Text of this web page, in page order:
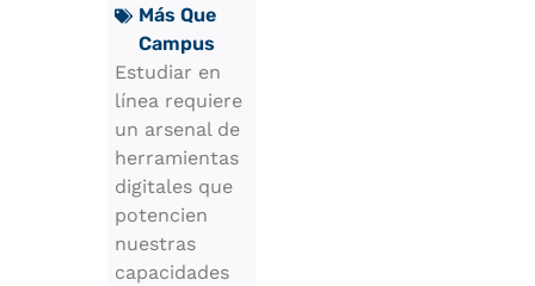
Más Que
Campus
Estudiar en
línea requiere
un arsenal de
herramientas
digitales que
potencien
nuestras
capacidades